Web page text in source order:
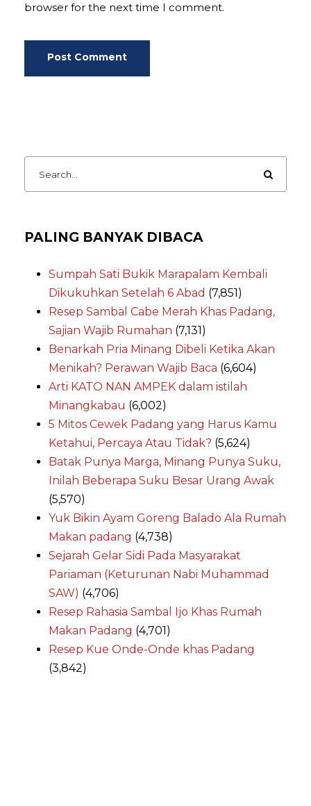
browser for the next time I comment.
PALING BANYAK DIBACA
Sumpah Sati Bukik Marapalam Kembali
Dikukuhkan Setelah 6 Abad (7,851)
Resep Sambal Cabe Merah Khas Padang,
Sajian Wajib Rumahan (7,131)
Benarkah Pria Minang Dibeli Ketika Akan
Menikah? Perawan Wajib Baca (6,604)
Arti KATO NAN AMPEK dalam istilah
Minangkabau (6,002)
5 Mitos Cewek Padang yang Harus Kamu
Ketahui, Percaya Atau Tidak? (5,624)
Batak Punya Marga, Minang Punya Suku,
Inilah Beberapa Suku Besar Urang Awak
(5,570)
Yuk Bikin Ayam Goreng Balado Ala Rumah
Makan padang (4,738)
Sejarah Gelar Sidi Pada Masyarakat
Pariaman (Keturunan Nabi Muhammad
SAW) (4,706)
Resep Rahasia Sambal Ijo Khas Rumah
Makan Padang (4,701)
Resep Kue Onde-Onde khas Padang
(3,842)